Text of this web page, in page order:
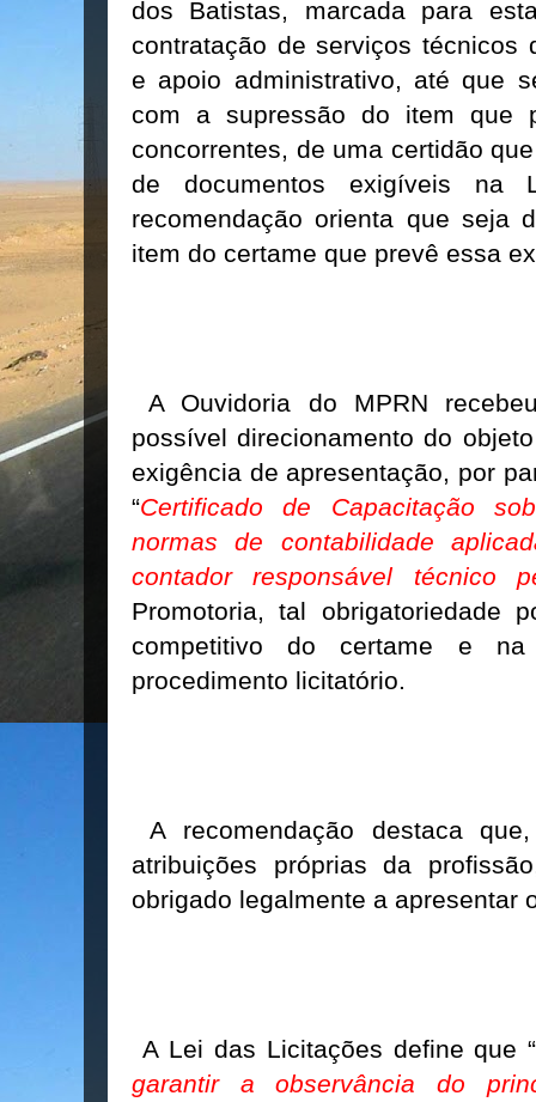
dos Batistas, marcada para
contratação de serviços técnicos
e apoio administrativo, até que
com a supressão do item que
concorrentes, de uma certidão
de documentos exigíveis na
recomendação orienta que seja
item do certame que prevê essa
A Ouvidoria do MPRN
possível direcionamento do
exigência de apresentação, por
“Certificado de Capacitação
normas de contabilidade
contador responsável técnico
Promotoria, tal obrigatoriedade
competitivo do certame e
procedimento licitatório.
A recomendação destaca
atribuições próprias da
obrigado legalmente a apresentar
A Lei das Licitações define que “
garantir a observância do